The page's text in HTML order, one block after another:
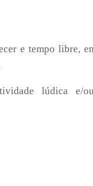
e tempo libre, en
lúdica e/ou